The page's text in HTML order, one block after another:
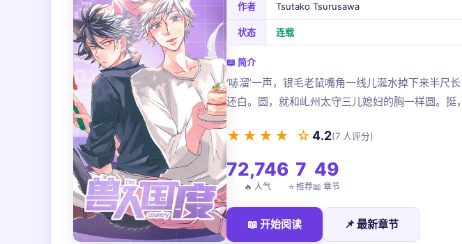
作者 Tsutako Tsurusawa
状态 连载
📖 简介
‘哧溜’一声，银毛老鼠嘴角一线儿涎水掉下来半尺
还白。圆，就和乢州太守三儿媳妇的胸一样圆。
★★★★ ☆4.2(7 人评分)
72,746
🔥 人气
7
⭐ 推荐
49
📖 章节
📖 开始阅读 📌 最新章节